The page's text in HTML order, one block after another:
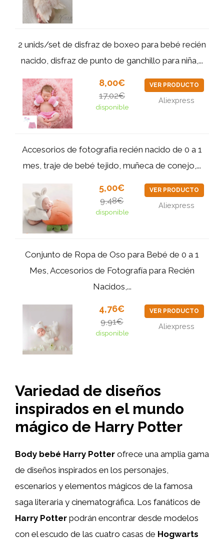
2 unids/set de disfraz de boxeo para bebé recién
nacido, disfraz de punto de ganchillo para niña,...
8,00€
17,02€
disponible
VER PRODUCTO
Aliexpress
Accesorios de fotografía recién nacido de 0 a 1
mes, traje de bebé tejido, muñeca de conejo,...
5,00€
9,48€
disponible
VER PRODUCTO
Aliexpress
Conjunto de Ropa de Oso para Bebé de 0 a 1
Mes, Accesorios de Fotografía para Recién
Nacidos,...
4,76€
9,91€
disponible
VER PRODUCTO
Aliexpress
Variedad de diseños
inspirados en el mundo
mágico de Harry Potter
Body bebé Harry Potter ofrece una amplia gama
de diseños inspirados en los personajes,
escenarios y elementos mágicos de la famosa
saga literaria y cinematográfica. Los fanáticos de
Harry Potter podrán encontrar desde modelos
con el escudo de las cuatro casas de Hogwarts